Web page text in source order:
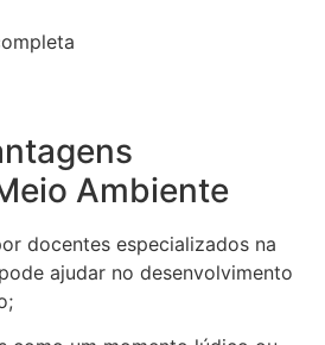
Ambiente
docentes especializados na
ajudar no desenvolvimento